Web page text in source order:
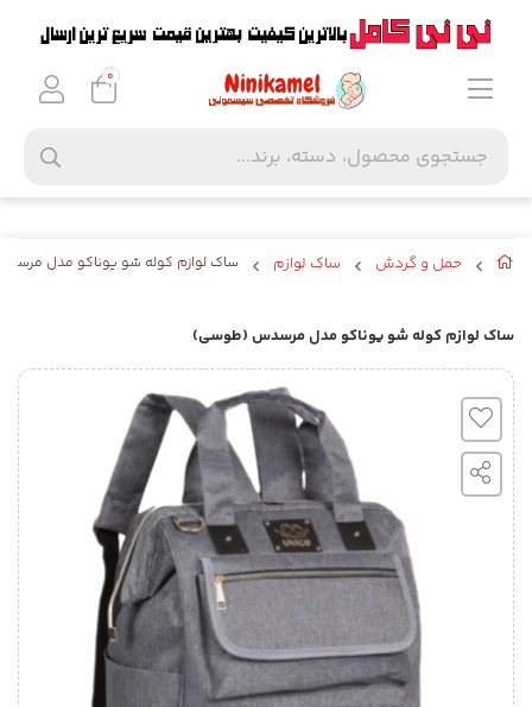
حمل و گردش ساک لوازم ساک لوازم کوله شو یوناکو مدل
ساک لوازم کوله شو یوناکو مدل مرسدس (طوسی)
0